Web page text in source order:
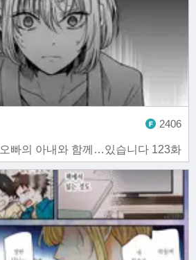
오빠의 아내와 함께…있습니다 123화
2406